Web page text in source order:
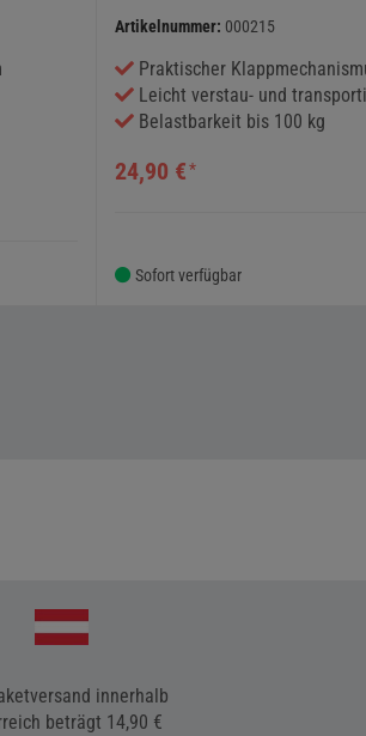
Artikelnummer: 000215
Praktischer
Leicht verstau- und
Belastbarkeit bis 100 kg
24,90 €*
Sofort verfügbar
innerhalb
beträgt 14,90 €